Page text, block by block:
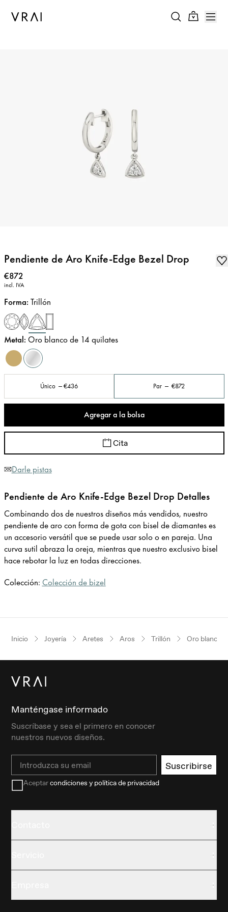
Pendiente de Aro Knife-Edge Bezel Drop
Precio
€872
incl. IVA
Forma: Trillón
Metal: Oro blanco de 14 quilates
Único €436 Par €872
Agregar a la bolsa
Cita
Darle pistas
Pendiente de Aro Knife-Edge Bezel Drop Detalles
Combinando dos de nuestros diseños más vendidos, nuestro
pendiente de aro con forma de gota con bisel de diamantes es
un accesorio versátil que se puede usar solo o en pareja. Una
curva sutil abraza la oreja, mientras que nuestro exclusivo bisel
hace rebotar la luz en todas direcciones.
Colección: Colección de bizel
Inicio Joyería Aretes Aros Trillón Oro blanco
Manténgase informado
Suscríbase y sea el primero en conocer
nuestros nuevos diseños.
Email Suscribirse
Aceptarcondiciones y política de privacidad